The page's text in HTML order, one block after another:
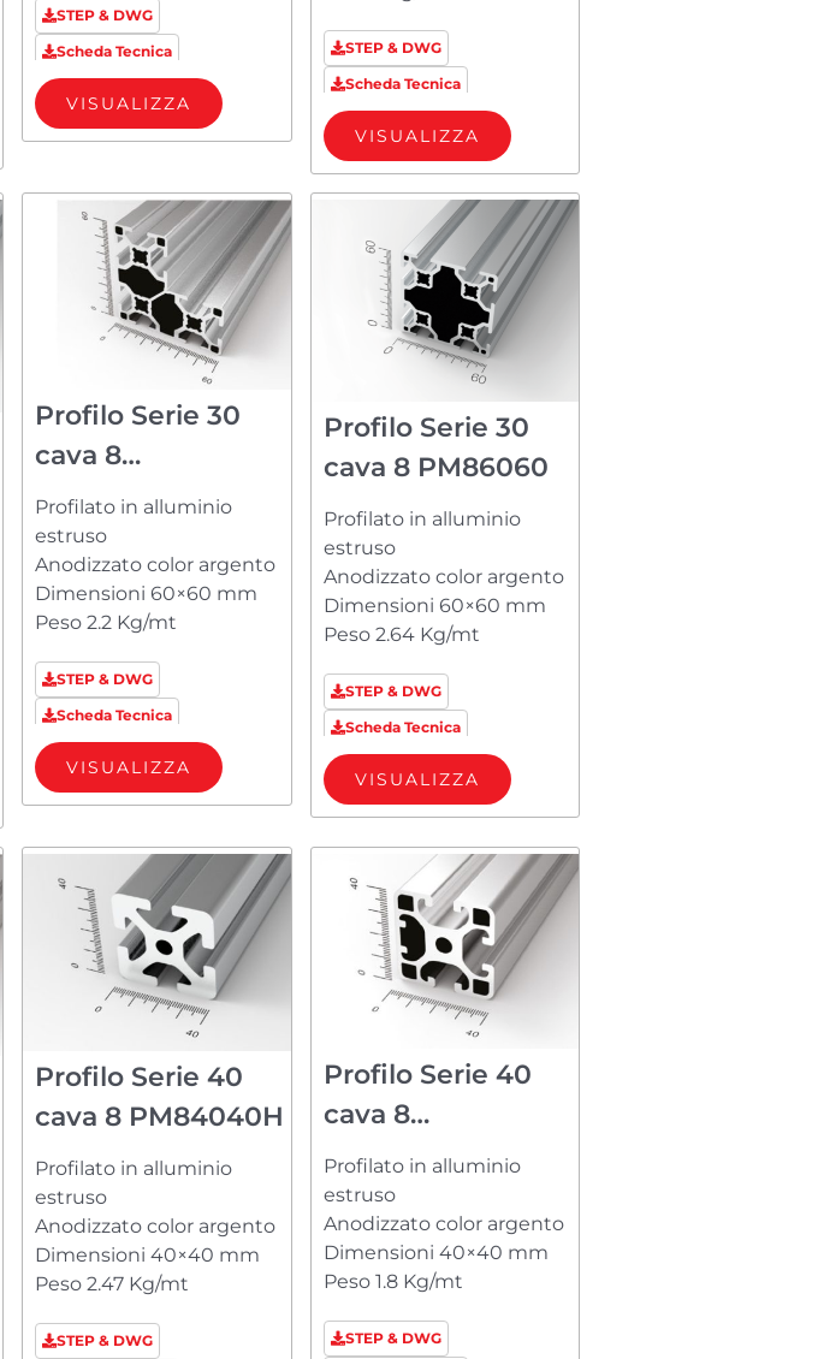
STEP & DWG
Scheda Tecnica
VISUALIZZA
STEP & DWG
Scheda Tecnica
VISUALIZZA
Profilo Serie 30
cava 8
PM8306060L
Profilato in alluminio
estruso
Anodizzato color argento
Dimensioni 60×60 mm
Peso 2.2 Kg/mt
STEP & DWG
Scheda Tecnica
VISUALIZZA
Profilo Serie 30
cava 8 PM86060
Profilato in alluminio
estruso
Anodizzato color argento
Dimensioni 60×60 mm
Peso 2.64 Kg/mt
STEP & DWG
Scheda Tecnica
VISUALIZZA
Profilo Serie 40
cava 8 PM84040H
Profilato in alluminio
estruso
Anodizzato color argento
Dimensioni 40×40 mm
Peso 2.47 Kg/mt
STEP & DWG
Profilo Serie 40
cava 8
PM84040123
Profilato in alluminio
estruso
Anodizzato color argento
Dimensioni 40×40 mm
Peso 1.8 Kg/mt
STEP & DWG